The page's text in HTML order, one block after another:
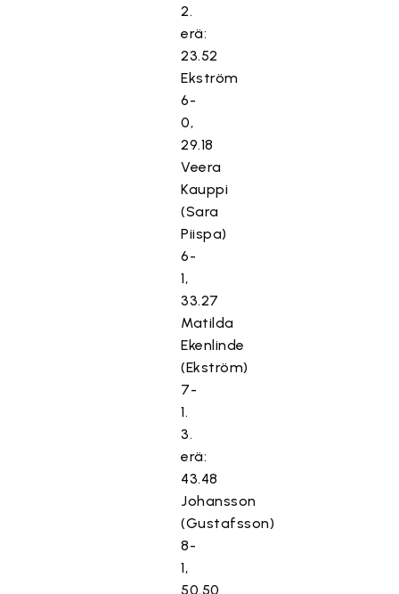
2.
erä:
23.52
Ekström
6-
0,
29.18
Veera
Kauppi
(Sara
Piispa)
6-
1,
33.27
Matilda
Ekenlinde
(Ekström)
7-
1.
3.
erä:
43.48
Johansson
(Gustafsson)
8-
1,
50.50